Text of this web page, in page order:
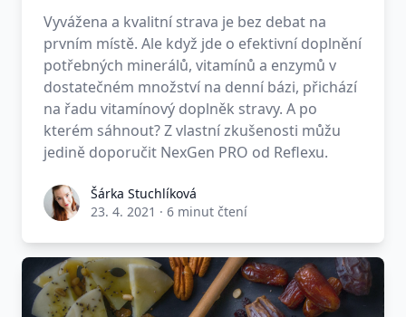
Vyvážena a kvalitní strava je bez debat na
prvním místě. Ale když jde o efektivní doplnění
potřebných minerálů, vitamínů a enzymů v
dostatečném množství na denní bázi, přichází
na řadu vitamínový doplněk stravy. A po
kterém sáhnout? Z vlastní zkušenosti můžu
jedině doporučit NexGen PRO od Reflexu.
Šárka Stuchlíková
23. 4. 2021 · 6 minut čtení